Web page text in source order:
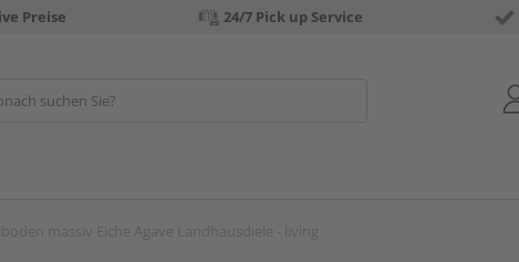
Preise 24/7 Pick up Service